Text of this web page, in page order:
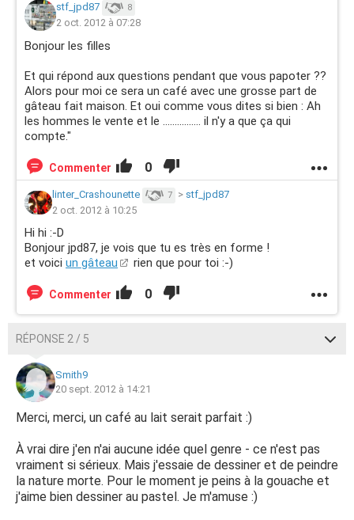
stf_jpd87 8
2 oct. 2012 à 07:28
Bonjour les filles
Et qui répond aux questions pendant que vous papoter ??
Alors pour moi ce sera un café avec une grosse part de
gâteau fait maison. Et oui comme vous dites si bien : Ah
les hommes le vente et le ................ il n'y a que ça qui
compte."
Commenter 0
linter_Crashounette 7 > stf_jpd87
2 oct. 2012 à 10:25
Hi hi :-D
Bonjour jpd87, je vois que tu es très en forme !
et voici un gâteau rien que pour toi :-)
Commenter 0
RÉPONSE 2 / 5
Smith9
20 sept. 2012 à 14:21
Merci, merci, un café au lait serait parfait :)
À vrai dire j'en n'ai aucune idée quel genre - ce n'est pas
vraiment si sérieux. Mais j'essaie de dessiner et de peindre
la nature morte. Pour le moment je peins à la gouache et
j'aime bien dessiner au pastel. Je m'amuse :)